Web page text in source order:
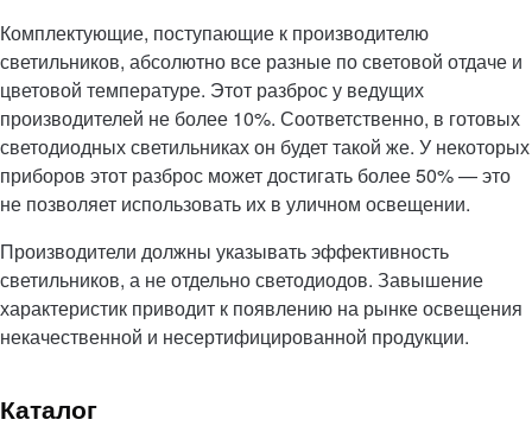
Комплектующие, поступающие к производителю
светильников, абсолютно все разные по световой отдаче и
цветовой температуре. Этот разброс у ведущих
производителей не более 10%. Соответственно, в готовых
светодиодных светильниках он будет такой же. У некоторых
приборов этот разброс может достигать более 50% — это
не позволяет использовать их в уличном освещении.
Производители должны указывать эффективность
светильников, а не отдельно светодиодов. Завышение
характеристик приводит к появлению на рынке освещения
некачественной и несертифицированной продукции.
Каталог